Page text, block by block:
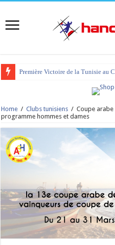
Première Victoire de la Tunisie au
tournoi international Hammamet
Home / Clubs tunisiens / Coupe arabe
programme hommes et dames